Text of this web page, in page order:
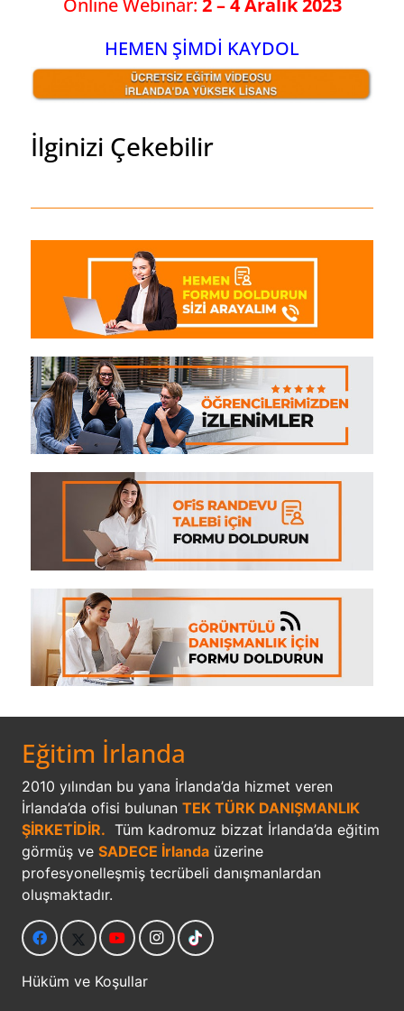
Online Webinar: 2 – 4 Aralık 2023
HEMEN ŞİMDİ KAYDOL
İlginizi Çekebilir
Eğitim İrlanda
2010 yılından bu yana İrlanda’da hizmet veren
İrlanda’da ofisi bulunan TEK TÜRK DANIŞMANLIK
ŞİRKETİDİR. Tüm kadromuz bizzat İrlanda’da eğitim
görmüş ve SADECE İrlanda üzerine
profesyonelleşmiş tecrübeli danışmanlardan
oluşmaktadır.
Hüküm ve Koşullar